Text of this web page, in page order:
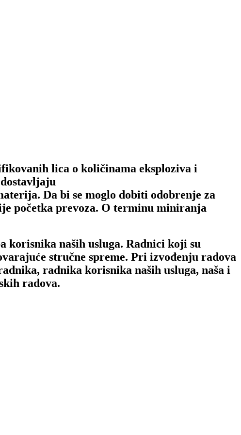
lica o količinama eksploziva i
Da bi se moglo dobiti odobrenje za
početka prevoza. O terminu miniranja
korisnika naših usluga. Radnici koji su
stručne spreme. Pri izvođenju radova
radnika korisnika naših usluga, naša i
radova.